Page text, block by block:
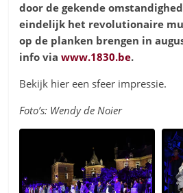
door de gekende
eindelijk het revolutionaire
op de planken brengen in
info viawww.1830.be.
Bekijk hier een sfeer impressie.
Foto’s: Wendy de Noier